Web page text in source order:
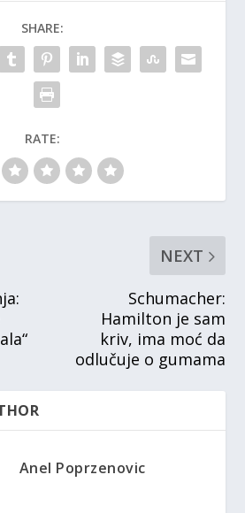
SHARE:
RATE:
NEXT
Schumacher:
Hamilton je sam
kriv, ima moć da
odlučuje o gumama
Anel Poprzenovic